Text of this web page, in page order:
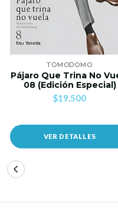
TOMODOMO
Pájaro Que Trina No
08 (Edición Especial)
$19.500
VER DETALLES